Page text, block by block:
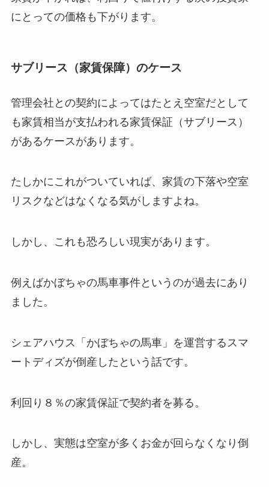
にとっての価格も下がります。
サブリース（家賃保障）のケース
管理会社との契約によってはたとえ空室だとして
も家賃相当が支払われる家賃保証（サブリース）
があるケースがあります。
たしかにこれがついていれば、家賃の下落や空室
リスクなどはなくなる気がしますよね。
しかし、これも恐ろしい現実があります。
例えばかぼちゃの馬車事件というのが過去にあり
ました。
シェアハウス「かぼちゃの馬車」を運営するスマ
ートディズが倒産したという話です。
利回り８％の家賃保証で契約者を募る。
しかし、実態は空室が多くお金が回らなくなり倒
産。